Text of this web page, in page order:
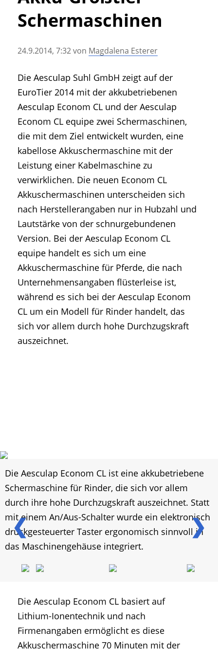
• Messen und Veranstaltungen
• Agritechnica Neuheiten Archiv
Schermaschinen
24.9.2014, 7:32von Magdalena Esterer
Die Aesculap Suhl GmbH zeigt auf der
EuroTier 2014 mit der akkubetriebenen
Aesculap Econom CL und der Aesculap
Econom CL equipe zwei Schermaschinen,
die mit dem Ziel entwickelt wurden, eine
kabellose Akkuschermaschine mit der
Leistung einer Kabelmaschine zu
verwirklichen. Die neuen Econom CL
Akkuschermaschinen unterscheiden sich
nach Herstellerangaben nur in Hubzahl und
Lautstärke von der schnurgebundenen
Version. Bei der Aesculap Econom CL
equipe handelt es sich um eine
Akkuschermaschine für Pferde, die nach
Unternehmensangaben flüsterleise ist,
während es sich bei der Aesculap Econom
CL um ein Modell für Rinder handelt, das
sich vor allem durch hohe Durchzugskraft
auszeichnet.
❮ ❯
Die Aesculap Econom CL ist eine akkubetriebene
Schermaschine für Rinder, die sich vor allem
durch ihre hohe Durchzugskraft auszeichnet. Statt
mit einem An/Aus-Schalter wurde ein elektronisch
druckgesteuerter Taster ergonomisch sinnvoll in
das Maschinengehäuse integriert.
Die Aesculap Econom CL basiert auf
Lithium-Ionentechnik und nach
Firmenangaben ermöglicht es diese
Akkuschermaschine 70 Minuten mit der